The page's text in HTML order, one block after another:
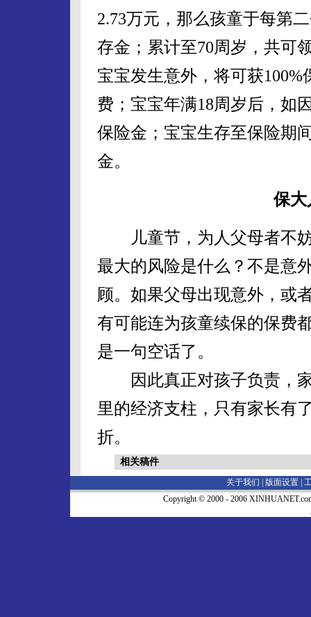
2.73万元，那么孩童于每第
存金；累计至70周岁，共可
宝宝发生意外，将可获
费；宝宝年满18周岁后，如
保险金；宝宝生存至保险期
金。
保大
儿童节，为人父母者不妨
最大的风险是什么？不是意
顾。如果父母出现意外，或
有可能连为孩童续保的保费
是一句空话了。
因此真正对孩子负责，家
里的经济支柱，只有家长有
折。
相关稿件
关于我们 | 版面设置
Copyright © 2000 - 2006